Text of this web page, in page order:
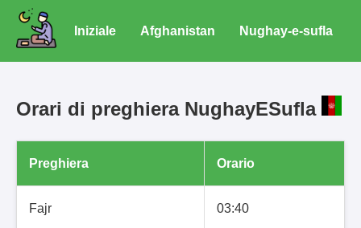
Iniziale Afghanistan Nughay-e-sufla
Orari di preghiera NughayESufla
Preghiera Orario
Fajr 03:40